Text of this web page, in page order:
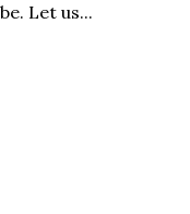
Let us...